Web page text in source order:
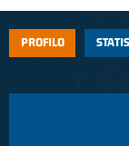
PROFILO